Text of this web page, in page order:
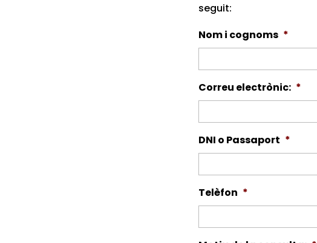
seguit:
Nom i cognoms *
Correu electrònic: *
DNI o Passaport *
Telèfon *